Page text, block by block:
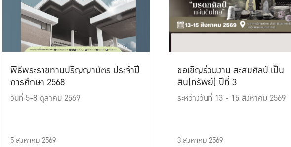
พิธีพระราชทานปริญญาบัตร ประจำปี
การศึกษา 2568
วันที่ 5-8 ตุลาคม 2569
5 สิงหาคม 2569
ขอเชิญร่วมงาน สะสมศิลป์ เป็น
สิน(ทรัพย์) ปีที่ 3
ระหว่างวันที่ 13 - 15 สิงหาคม 2569
3 สิงหาคม 2569